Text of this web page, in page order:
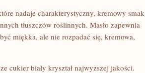
nadaje charakterystyczny, kremowy smak
tłuszczów roślinnych. Masło zapewnia
miękka, ale nie rozpadać się, kremowa,
cukier biały kryształ najwyższej jakości.